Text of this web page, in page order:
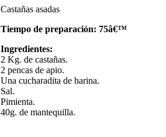
Castañas asadas
Tiempo de preparación: 75â€™
Ingredientes:
2 Kg. de castañas.
2 pencas de apio.
Una cucharadita de harina.
Sal.
Pimienta.
40g. de mantequilla.